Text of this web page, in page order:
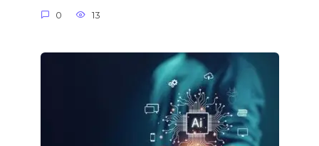
0 13